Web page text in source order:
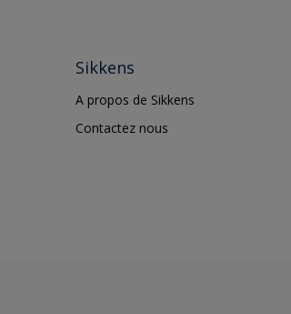
Sikkens
A propos de Sikkens
Contactez nous